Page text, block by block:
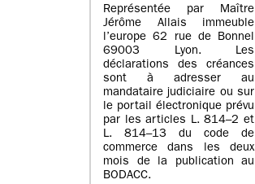
Représentée par Maître
Jérôme Allais immeuble
l’europe 62 rue de Bonnel
69003 Lyon. Les
déclarations des créances
sont à adresser au
mandataire judiciaire ou sur
le portail électronique prévu
par les articles L. 814–2 et
L. 814–13 du code de
commerce dans les deux
mois de la publication au
BODACC.